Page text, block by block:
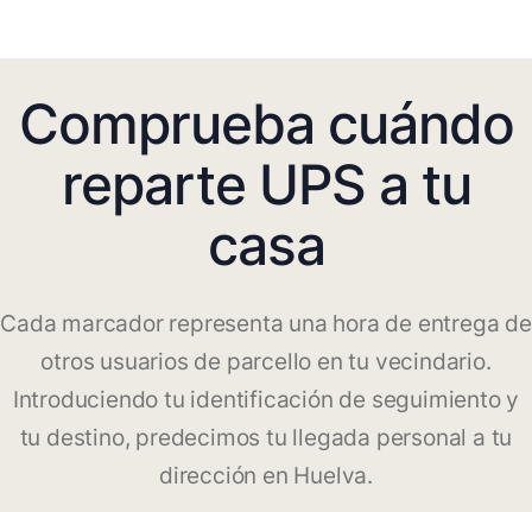
Comprueba cuándo
reparte UPS a tu
casa
Cada marcador representa una hora de entrega de
otros usuarios de parcello en tu vecindario.
Introduciendo tu identificación de seguimiento y
tu destino, predecimos tu llegada personal a tu
dirección en Huelva.